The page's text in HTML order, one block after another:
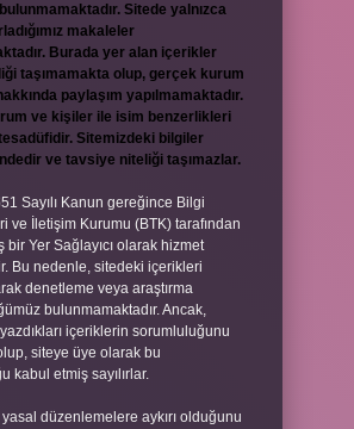
bulunmamaktadır. Sitede yalnızca
makaleler
Burada yer alan içerikler
taşımamakta olup, gerçek kurum
paylaşım yapılmamaktadır.
ve kişiler ile isim benzerlikleri
Sitemizdeki bilgiler
ve tavsiye niteliği taşımazlar.
Sayılı Kanun gereğince Bilgi
ve İletişim Kurumu (BTK) tarafından
bir Yer Sağlayıcı olarak hizmet
Bu nedenle, sitedeki içerikleri
denetleme veya araştırma
bulunmamaktadır. Ancak,
içeriklerin sorumluluğunu
siteye üye olarak bu
kabul etmiş sayılırlar.
düzenlemelere aykırı olduğunu